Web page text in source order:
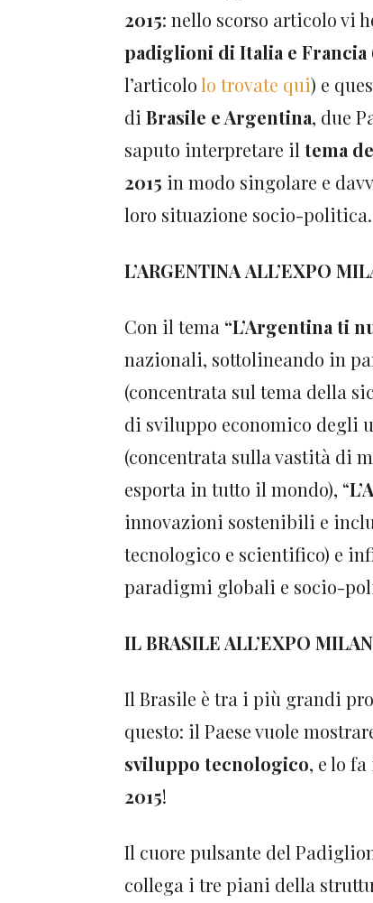
2015: nello scorso articolo vi
padiglioni di Italia e Francia
l’articololo trovate qui) e
di Brasile e Argentina, due
saputo interpretare il tema
2015 in modo singolare e
loro situazione socio-politica.
L’ARGENTINA ALL’EXPO
Con il tema “L’Argentina ti
nazionali, sottolineando in
(concentrata sul tema della
di sviluppo economico degli
(concentrata sulla vastità di
esporta in tutto il mondo), “
innovazioni sostenibili e
tecnologico e scientifico) e
paradigmi globali e socio-
IL BRASILE ALL’EXPO
Il Brasile è tra i più grandi
questo: il Paese vuole
sviluppo tecnologico, e lo
2015!
Il cuore pulsante del
collega i tre piani della